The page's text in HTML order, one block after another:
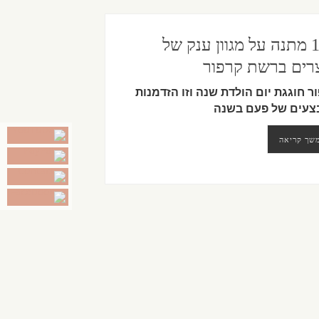
1+1 מתנה על מגוון ענק של
ברשת קרפור
חוגגת יום הולדת שנה וזו הזדמנות
של פעם בשנה
קריאה